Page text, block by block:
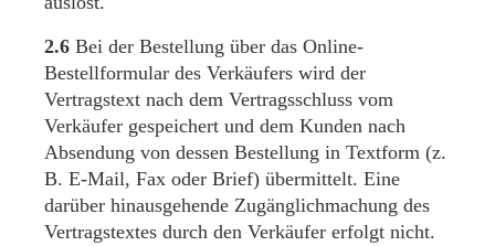
2.6 Bei der Bestellung über das Online-
Bestellformular des Verkäufers wird der
Vertragstext nach dem Vertragsschluss vom
Verkäufer gespeichert und dem Kunden nach
Absendung von dessen Bestellung in Textform (z.
B. E-Mail, Fax oder Brief) übermittelt. Eine
darüber hinausgehende Zugänglichmachung des
Vertragstextes durch den Verkäufer erfolgt nicht.